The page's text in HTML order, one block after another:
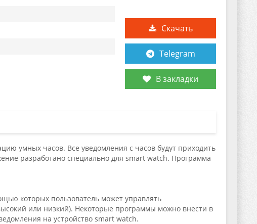
Скачать
Telegram
В закладки
умных часов. Все уведомления с часов будут приходить
разработано специально для smart watch. Программа
которых пользователь может управлять
или низкий). Некоторые программы можно внести в
на устройство smart watch.